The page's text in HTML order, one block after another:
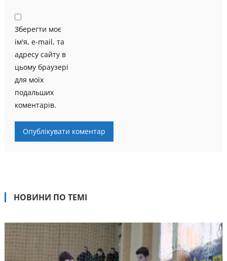
Зберегти моє
ім'я, e-mail, та
адресу сайту в
цьому браузері
для моїх
подальших
коментарів.
НОВИНИ ПО ТЕМІ